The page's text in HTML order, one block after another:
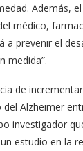
Además,
médico,
a prevenir el
medida”.
de
Alzheimer
investigador
estudio en la